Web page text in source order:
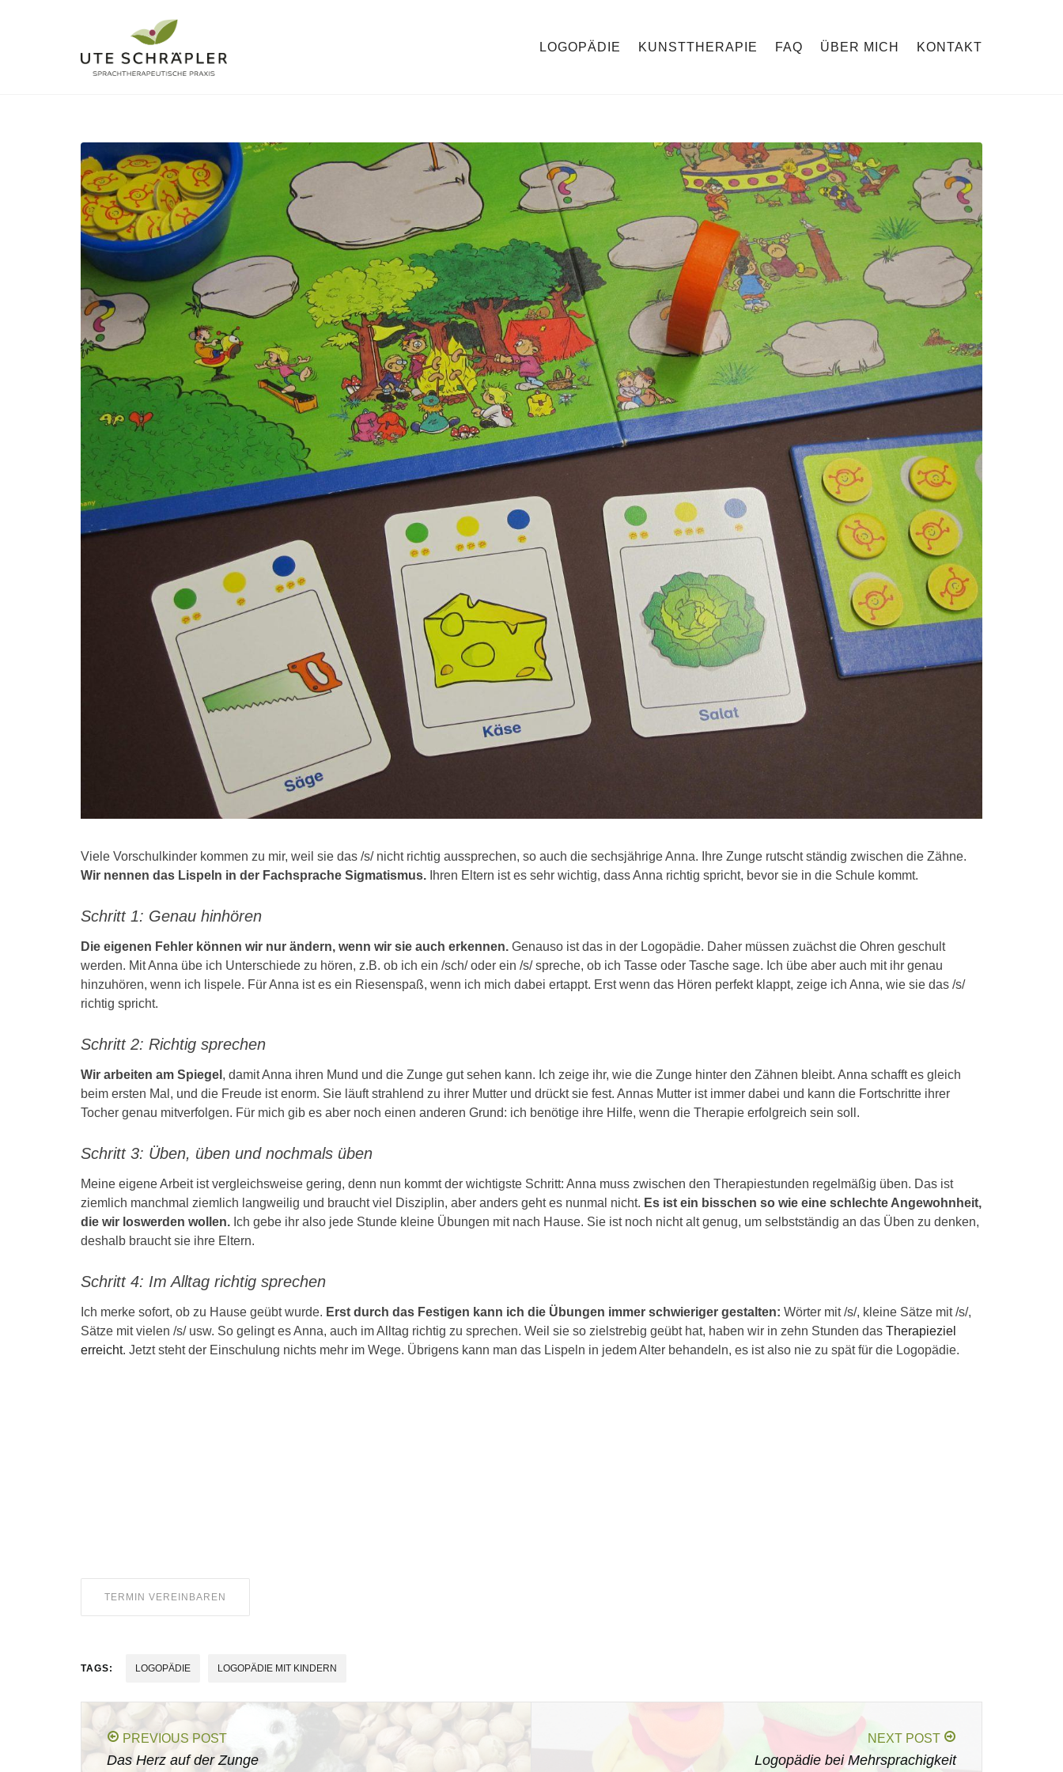
LOGOPÄDIE KUNSTTHERAPIE FAQ ÜBER MICH KONTAKT
Viele Vorschulkinder kommen zu mir, weil sie das /s/ nicht richtig aussprechen, so auch die sechsjährige Anna. Ihre Zunge rutscht ständig zwischen die Zähne.
Wir nennen das Lispeln in der Fachsprache Sigmatismus. Ihren Eltern ist es sehr wichtig, dass Anna richtig spricht, bevor sie in die Schule kommt.
Schritt 1: Genau hinhören
Die eigenen Fehler können wir nur ändern, wenn wir sie auch erkennen. Genauso ist das in der Logopädie. Daher müssen zuächst die Ohren geschult
werden. Mit Anna übe ich Unterschiede zu hören, z.B. ob ich ein /sch/ oder ein /s/ spreche, ob ich Tasse oder Tasche sage. Ich übe aber auch mit ihr genau
hinzuhören, wenn ich lispele. Für Anna ist es ein Riesenspaß, wenn ich mich dabei ertappt. Erst wenn das Hören perfekt klappt, zeige ich Anna, wie sie das /s/
richtig spricht.
Schritt 2: Richtig sprechen
Wir arbeiten am Spiegel , damit Anna ihren Mund und die Zunge gut sehen kann. Ich zeige ihr, wie die Zunge hinter den Zähnen bleibt. Anna schafft es gleich
beim ersten Mal, und die Freude ist enorm. Sie läuft strahlend zu ihrer Mutter und drückt sie fest. Annas Mutter ist immer dabei und kann die Fortschritte ihrer
Tocher genau mitverfolgen. Für mich gib es aber noch einen anderen Grund: ich benötige ihre Hilfe, wenn die Therapie erfolgreich sein soll.
Schritt 3: Üben, üben und nochmals üben
Meine eigene Arbeit ist vergleichsweise gering, denn nun kommt der wichtigste Schritt: Anna muss zwischen den Therapiestunden regelmäßig üben. Das ist
ziemlich manchmal ziemlich langweilig und braucht viel Disziplin, aber anders geht es nunmal nicht. Es ist ein bisschen so wie eine schlechte Angewohnheit,
die wir loswerden wollen. Ich gebe ihr also jede Stunde kleine Übungen mit nach Hause. Sie ist noch nicht alt genug, um selbstständig an das Üben zu denken,
deshalb braucht sie ihre Eltern.
Schritt 4: Im Alltag richtig sprechen
Ich merke sofort, ob zu Hause geübt wurde. Erst durch das Festigen kann ich die Übungen immer schwieriger gestalten: Wörter mit /s/, kleine Sätze mit /s/,
Sätze mit vielen /s/ usw. So gelingt es Anna, auch im Alltag richtig zu sprechen. Weil sie so zielstrebig geübt hat, haben wir in zehn Stunden das Therapieziel
erreicht. Jetzt steht der Einschulung nichts mehr im Wege. Übrigens kann man das Lispeln in jedem Alter behandeln, es ist also nie zu spät für die Logopädie.
TERMIN VEREINBAREN
TAGS: LOGOPÄDIE LOGOPÄDIE MIT KINDERN
PREVIOUS POST
Das Herz auf der Zunge
NEXT POST
Logopädie bei Mehrsprachigkeit